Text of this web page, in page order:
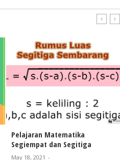
Pelajaran Matematika
Segiempat dan Segitiga
May 18, 2021 -